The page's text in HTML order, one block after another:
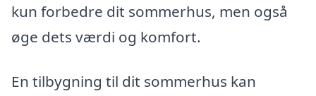
kun forbedre dit sommerhus, men også
øge dets værdi og komfort.
En tilbygning til dit sommerhus kan